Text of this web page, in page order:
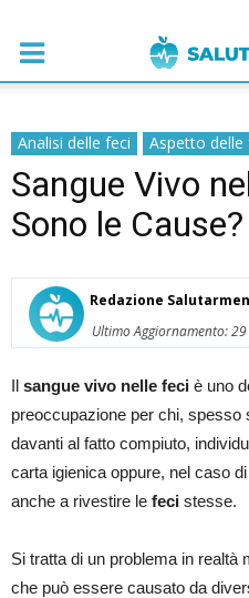
Analisi delle feci Aspetto delle
Sangue Vivo
Sono le Cause?
Redazione
Ultimo Aggiornamento:
Il sangue vivo nelle feci è uno
preoccupazione per chi,
davanti al fatto compiuto,
carta igienica oppure, nel caso
anche a rivestire le feci stesse.
Si tratta di un problema in realtà
che può essere causato da